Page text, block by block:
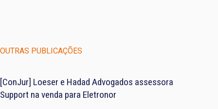
OUTRAS PUBLICAÇÕES
[ConJur] Loeser e Hadad Advogados assessora
Support na venda para Eletronor